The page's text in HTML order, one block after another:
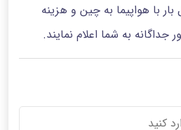
با هواپیما به چین و هزینه
جداگانه به شما اعلام نمایند.